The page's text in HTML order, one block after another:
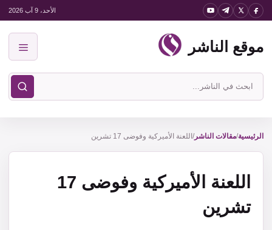
انتقل
المحتوى
الأحد، 9 آب 2026
موقع الناشر
ابحث
في
الناشر
الرئيسية/مقالات الناشر/ اللعنة الأميركية وفوضى 17 تشرين
اللعنة الأميركية وفوضى 17
تشرين